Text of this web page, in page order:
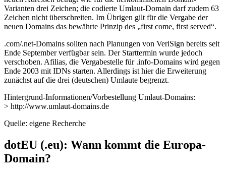
Varianten drei Zeichen; die codierte Umlaut-Domain darf zudem 63
Zeichen nicht überschreiten. Im Übrigen gilt für die Vergabe der
neuen Domains das bewährte Prinzip des „first come, first served“.
.com/.net-Domains sollten nach Planungen von VeriSign bereits seit
Ende September verfügbar sein. Der Starttermin wurde jedoch
verschoben. Afilias, die Vergabestelle für .info-Domains wird gegen
Ende 2003 mit IDNs starten. Allerdings ist hier die Erweiterung
zunächst auf die drei (deutschen) Umlaute begrenzt.
Hintergrund-Informationen/Vorbestellung Umlaut-Domains:
> http://www.umlaut-domains.de
Quelle: eigene Recherche
dotEU (.eu): Wann kommt die Europa-
Domain?